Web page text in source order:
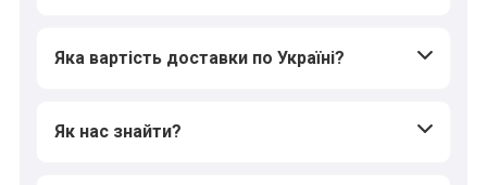
Яка вартість доставки по Україні?
Як нас знайти?